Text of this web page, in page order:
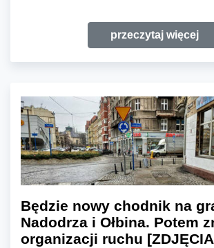
przeczytaj więcej
Będzie nowy chodnik na
Nadodrza i Ołbina. Potem
organizacji ruchu